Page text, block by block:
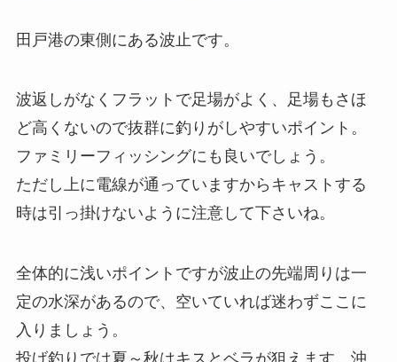
田戸港の東側にある波止です。
波返しがなくフラットで足場がよく、足場もさほ
ど高くないので抜群に釣りがしやすいポイント。
ファミリーフィッシングにも良いでしょう。
ただし上に電線が通っていますからキャストする
時は引っ掛けないように注意して下さいね。
全体的に浅いポイントですが波止の先端周りは一
定の水深があるので、空いていれば迷わずここに
入りましょう。